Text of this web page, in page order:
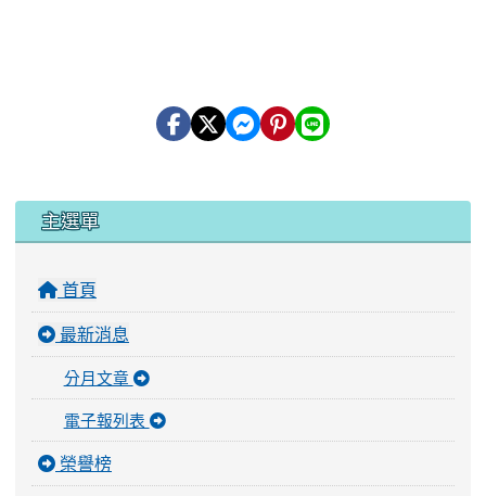
::: 主選單
首頁
最新消息
分月文章
電子報列表
榮譽榜